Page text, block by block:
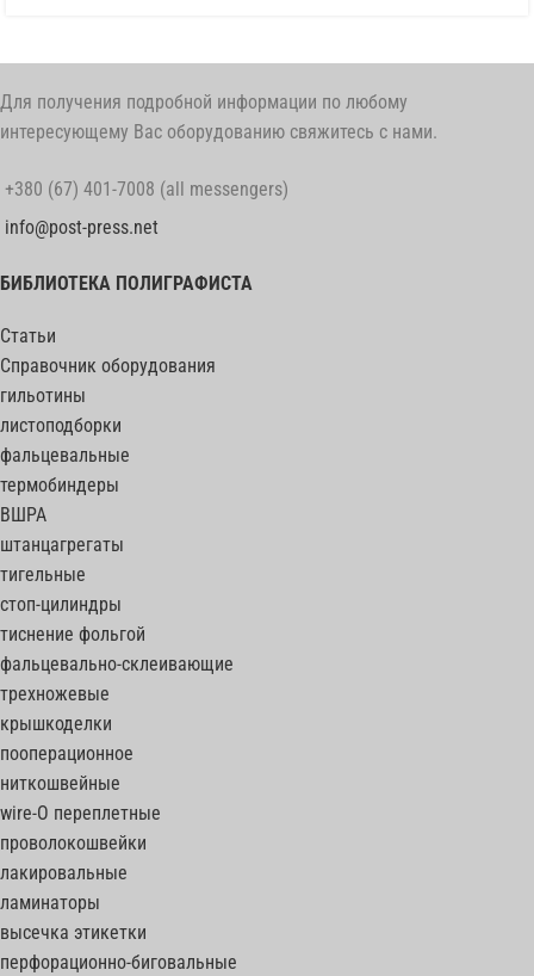
Для получения подробной информации по любому
интересующему Вас оборудованию свяжитесь с нами.
+380 (67) 401-7008 (all messengers)
info@post-press.net
БИБЛИОТЕКА ПОЛИГРАФИСТА
Статьи
Справочник оборудования
гильотины
листоподборки
фальцевальные
термобиндеры
ВШРА
штанцагрегаты
тигельные
стоп-цилиндры
тиснение фольгой
фальцевально-склеивающие
трехножевые
крышкоделки
пооперационное
ниткошвейные
wire-O переплетные
проволокошвейки
лакировальные
ламинаторы
высечка этикетки
перфорационно-биговальные